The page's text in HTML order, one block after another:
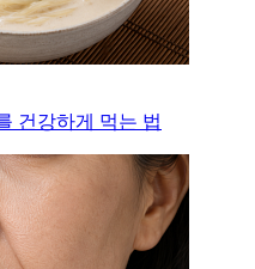
건강하게 먹는 법